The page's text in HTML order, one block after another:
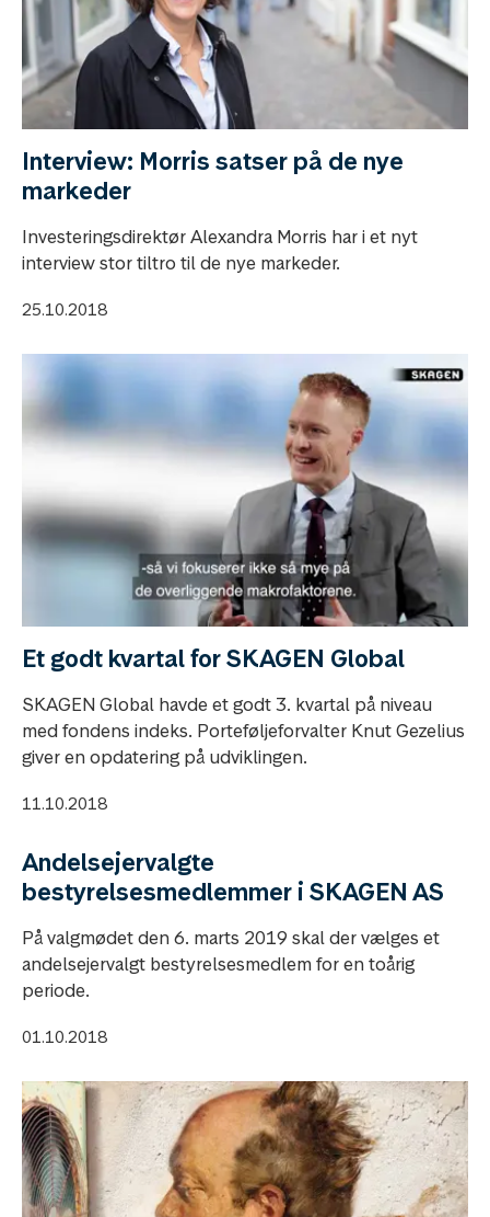
Interview: Morris satser på de nye
markeder
Investeringsdirektør Alexandra Morris har i et nyt
interview stor tiltro til de nye markeder.
25.10.2018
Et godt kvartal for SKAGEN Global
SKAGEN Global havde et godt 3. kvartal på niveau
med fondens indeks. Porteføljeforvalter Knut Gezelius
giver en opdatering på udviklingen.
11.10.2018
Andelsejervalgte
bestyrelsesmedlemmer i SKAGEN AS
På valgmødet den 6. marts 2019 skal der vælges et
andelsejervalgt bestyrelsesmedlem for en toårig
periode.
01.10.2018